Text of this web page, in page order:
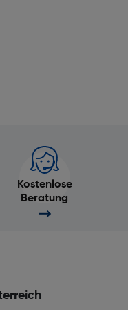
Kostenlose
Beratung